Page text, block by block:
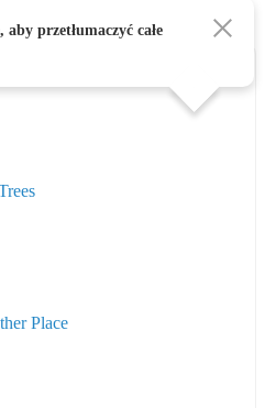
przetłumaczyć całe
Place